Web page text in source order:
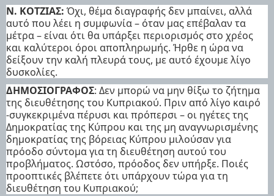
Ν. ΚΟΤΖΙΑΣ: Όχι, θέμα διαγραφής δεν μπαίνει, αλλά
αυτό που λέει η συμφωνία – όταν μας επέβαλαν τα
μέτρα – είναι ότι θα υπάρξει περιορισμός στο χρέος
και καλύτεροι όροι αποπληρωμής. Ήρθε η ώρα να
δείξουν την καλή πλευρά τους, με αυτό έχουμε λίγο
δυσκολίες.
ΔΗΜΟΣΙΟΓΡΑΦΟΣ: Δεν μπορώ να μην θίξω το ζήτημα
της διευθέτησης του Κυπριακού. Πριν από λίγο καιρό
-συγκεκριμένα πέρυσι και πρόπερσι – οι ηγέτες της
Δημοκρατίας της Κύπρου και της μη αναγνωρισμένης
δημοκρατίας της βόρειας Κύπρου μιλούσαν για
πρόοδο σύντομα για τη διευθέτηση αυτού του
προβλήματος. Ωστόσο, πρόοδος δεν υπήρξε. Ποιές
προοπτικές βλέπετε ότι υπάρχουν τώρα για τη
διευθέτηση του Κυπριακού;